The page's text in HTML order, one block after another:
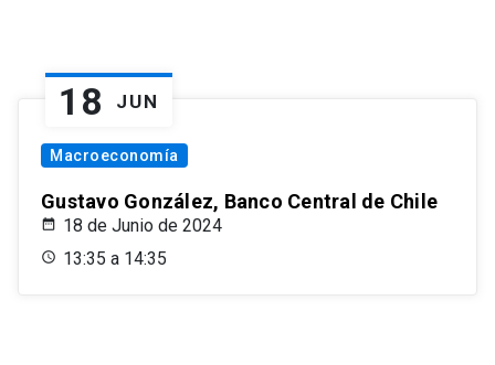
18 JUN
Macroeconomía
Gustavo González, Banco Central de Chile
18 de Junio de 2024
13:35 a 14:35